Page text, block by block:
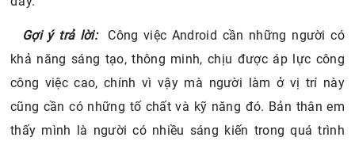
Gợi ý trả lời:Công việc Android cần những người có
khả năng sáng tạo, thông minh, chịu được áp lực công
công việc cao, chính vì vậy mà người làm ở vị trí này
cũng cần có những tố chất và kỹ năng đó. Bản thân em
thấy mình là người có nhiều sáng kiến trong quá trình